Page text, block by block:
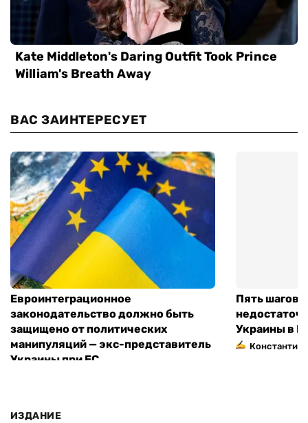
ВАС ЗАИНТЕРЕСУЕТ
Евроинтеграционное
законодательство должно быть
защищено от политических
манипуляций — экс-представитель
Украины при ЕС
Пять шагов
Украины в
Константин
ИЗДАНИЕ